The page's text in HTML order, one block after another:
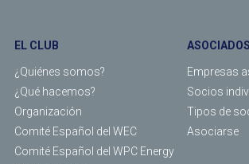
EL CLUB
¿Quiénes somos?
¿Qué hacemos?
Organización
Comité Español del WEC
Comité Español del WPC Energy
ASOCIADOS
Empresas
Socios
Tipos de
Asociarse